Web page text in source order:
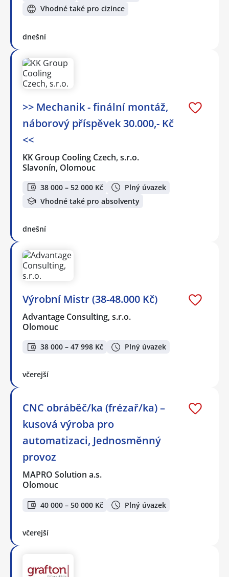
Vhodné také pro cizince
dnešní
>> Mechanik - finální montáž,
náborový příspěvek 30.000,- Kč
<<
KK Group Cooling Czech, s.r.o.
Slavonín, Olomouc
38 000 – 52 000 Kč
Plný úvazek
Vhodné také pro absolventy
dnešní
Výrobní Mistr (38-48.000 Kč)
Advantage Consulting, s.r.o.
Olomouc
38 000 – 47 998 Kč Plný úvazek
včerejší
CNC obráběč/ka (frézař/ka) –
kusová výroba pro
automatizaci, Jednosměnný
provoz
MAPRO Solution a.s.
Olomouc
40 000 – 50 000 Kč Plný úvazek
včerejší